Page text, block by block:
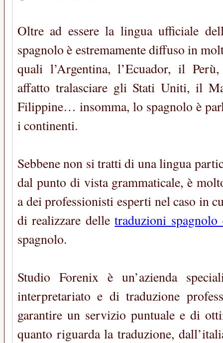
Oltre ad essere la lingua ufficiale
spagnolo è estremamente diffuso in
quali l’Argentina, l’Ecuador, il
affatto tralasciare gli Stati Uniti, il
Filippine… insomma, lo spagnolo è
i continenti.
Sebbene non si tratti di una lingua
dal punto di vista grammaticale, è
a dei professionisti esperti nel caso in
di realizzare delletraduzioni
spagnolo.
Studio Forenix è un’azienda
interpretariato e di traduzione
garantire un servizio puntuale e di
quanto riguarda la traduzione,